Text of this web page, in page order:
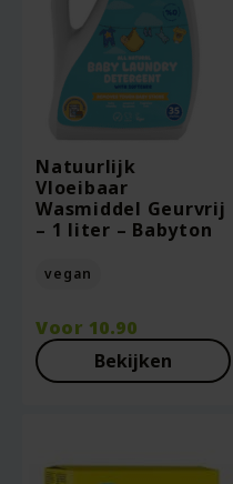
Natuurlijk
Vloeibaar
Wasmiddel Geurvrij
– 1 liter – Babyton
vegan
Voor 10.90
Bekijken